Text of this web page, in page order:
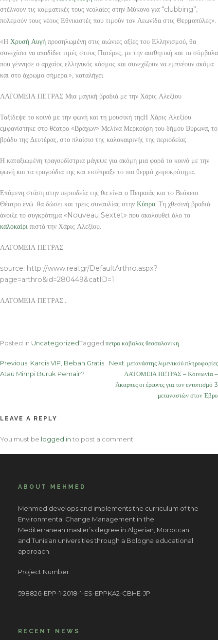
στέλνουν τις κομματικές τους νεολαίες στην Μύκονο για “clubbing”,
πολεμούν τους νέους Εθνικιστές που τιμούν τον Λεωνίδα στις Θερμοπύλες».
«Η Χρυσή Αυγή προσηλωμένη στις αιώνιες αξίες του Ελληνισμού, θα
συνεχίσει να αποδίδει τιμές στους Πατέρες, με την αισθητική και τα σύμβολα
που γέννησε ο αρχαίος ελληνικός κόσμος και συνεχίζουν να εμπνέουν ακόμα
και στο άχρωμο σήμερα.», καταλήγει.
ΛΑΤΟΜΕΙΑ ΠΕΤΡΑΣ Μια μαγική βραδιά με την Χάρις Αλεξίου
Ταξίδεψε το κοινό με την φωνή και τη μουσική τηςΗ Χάρις Αλεξίου
εμφανίστηκε στο θέατρο «Βράχων» Μελίνα Μερκούρη του δήμου Βύρωνα, το
βράδυ της Δευτέρας, στο πλαίσιο της καλοκαιρινής της περιοδείας.
Η καταξιωμένη τραγουδίστρια μάγεψε για ακόμη μια φορά το κοινό με την
φωνή και τα τραγούδια της και εισέπραξε το πιο θερμό χειροκρότημα.
Επόμενη στάση στην περιοδεία της θα είναι ο Πειραιάς και το Βεάκειο
Θέατρο ενώ θα δώσει και τρεις συναυλίας στην Κύπρο. Τη χθεσινή βραδιά
άνοιξε το συγκρότημα «Nouveau Sextet» που ακολουθεί όλο το
καλοκαίρι πιστά την Χάρις Αλεξίου.
ΛΑΤΟΜΕΙΑ ΠΕΤΡΑΣ
source: http://www.real.gr/DefaultArthro.aspx?
page=arthro&id=280449&catID=1
ΛΑΤΟΜΕΙΑ ΠΕΤΡΑΣ…
Posted in UncategorizedTagged πετρα καβαλας θεσσαλονικη
Post
navigation
Previous: Karcis VIP, Beban Gratis
Atau Mimpi Buruk Pemain?
Next: μετανάστης λιμενικού πληροφορίες
ΛΑΤΟΜΕΙΑ ΠΕΤΡΑΣ – Κοινωνία –
Άκαρπες οι έρευνες για τον εντοπισμό 3
μεταναστών στον Έβρο
LEAVE A REPLY
You must be logged in to post a comment.
ABOUT MEHMED
Mehmed develops and implements the curriculum of the
Environmental Change Management in the
Mediterranean master’s degree in Algerian, Moroccan
and Tunisian universities through a Bologna educational
approach.
Project Number:
598826-EPP-1-2018-1-ES-EPPKA2-CBHE-JP
RECENT NEWS